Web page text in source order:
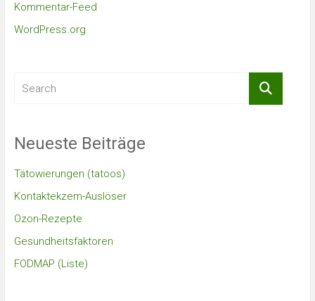
Kommentar-Feed
WordPress.org
Neueste Beiträge
Tätowierungen (tatoos)
Kontaktekzem-Auslöser
Ozon-Rezepte
Gesundheitsfaktoren
FODMAP (Liste)